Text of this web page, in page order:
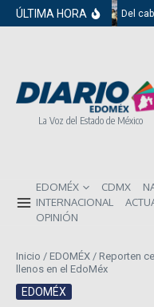
Saltar al contenido
ÚLTIMA HORA Del
La Voz del Estado de México
EDOMÉX CDMX
INTERNACIONAL
OPINIÓN
Inicio / EDOMÉX / Reporten
llenos en el EdoMéx
EDOMÉX